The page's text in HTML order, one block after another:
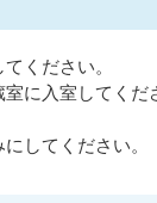
ください。
に入室してくだ
してください。